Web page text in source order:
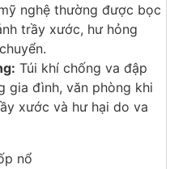
nghệ thường được bọc
trầy xước, hư hỏng
Túi khí chống va đập
gia đình, văn phòng khi
xước và hư hại do va